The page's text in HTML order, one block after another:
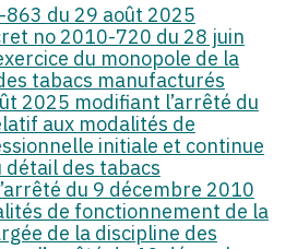
du 29 août 2025
no 2010-720 du 28 juin
du monopole de la
tabacs manufacturés
2025 modifiant l’arrêté du
aux modalités de
initiale et continue
détail des tabacs
du 9 décembre 2010
de fonctionnement de la
de la discipline des